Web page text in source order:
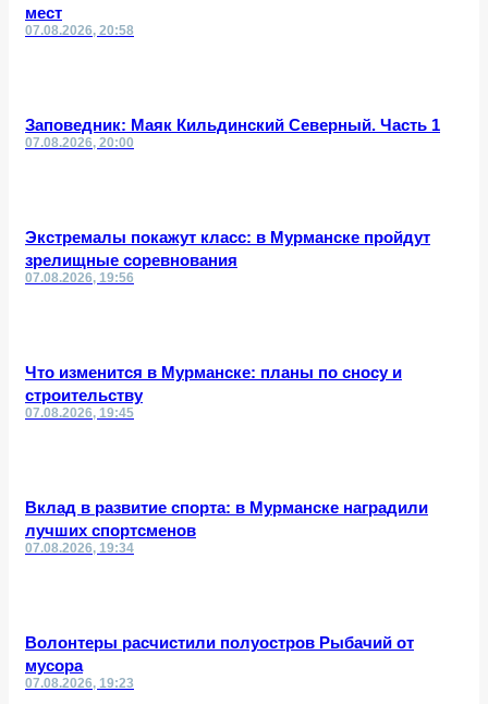
мест
07.08.2026, 20:58
Заповедник: Маяк Кильдинский Северный. Часть 1
07.08.2026, 20:00
Экстремалы покажут класс: в Мурманске пройдут
зрелищные соревнования
07.08.2026, 19:56
Что изменится в Мурманске: планы по сносу и
строительству
07.08.2026, 19:45
Вклад в развитие спорта: в Мурманске наградили
лучших спортсменов
07.08.2026, 19:34
Волонтеры расчистили полуостров Рыбачий от
мусора
07.08.2026, 19:23